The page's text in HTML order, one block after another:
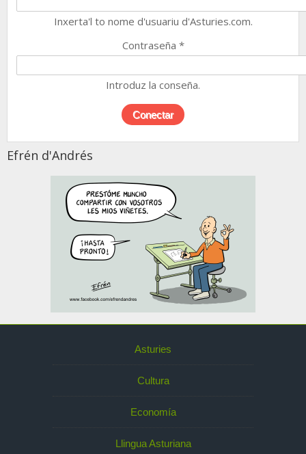
Inxerta'l to nome d'usuariu d'Asturies.com.
Contraseña *
Introduz la conseña.
Efrén d'Andrés
Asturies
Cultura
Economía
Llingua Asturiana